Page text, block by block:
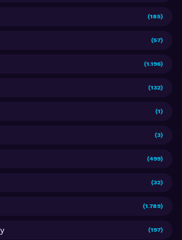
(185)
(57)
(1.196)
(132)
(1)
(3)
(499)
(32)
(1.789)
(197)